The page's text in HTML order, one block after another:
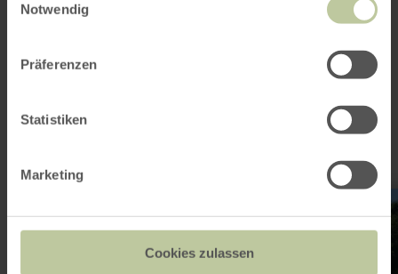
Notwendig
Präferenzen
Statistiken
Marketing
Cookies zulassen
Das könnte auch
noch interessant
sein